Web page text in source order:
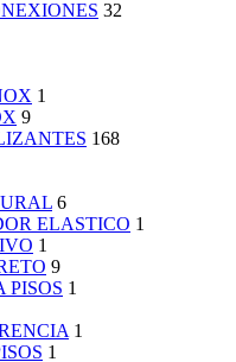
32
1
9
168
6
ELASTICO 1
1
9
PISOS 1
1
1